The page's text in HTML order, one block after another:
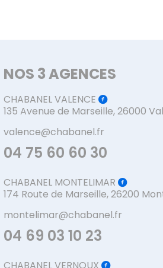
NOS 3 AGENCES
CHABANEL VALENCE
135 Avenue de Marseille, 26000
valence@chabanel.fr
04 75 60 60 30
CHABANEL MONTELIMAR
174 Route de Marseille, 26200
montelimar@chabanel.fr
04 69 03 10 23